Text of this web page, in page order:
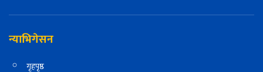
न्याभिगेसन
गृहपृष्ठ